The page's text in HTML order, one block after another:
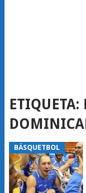
ETIQUETA:
BÁSQUETBOL